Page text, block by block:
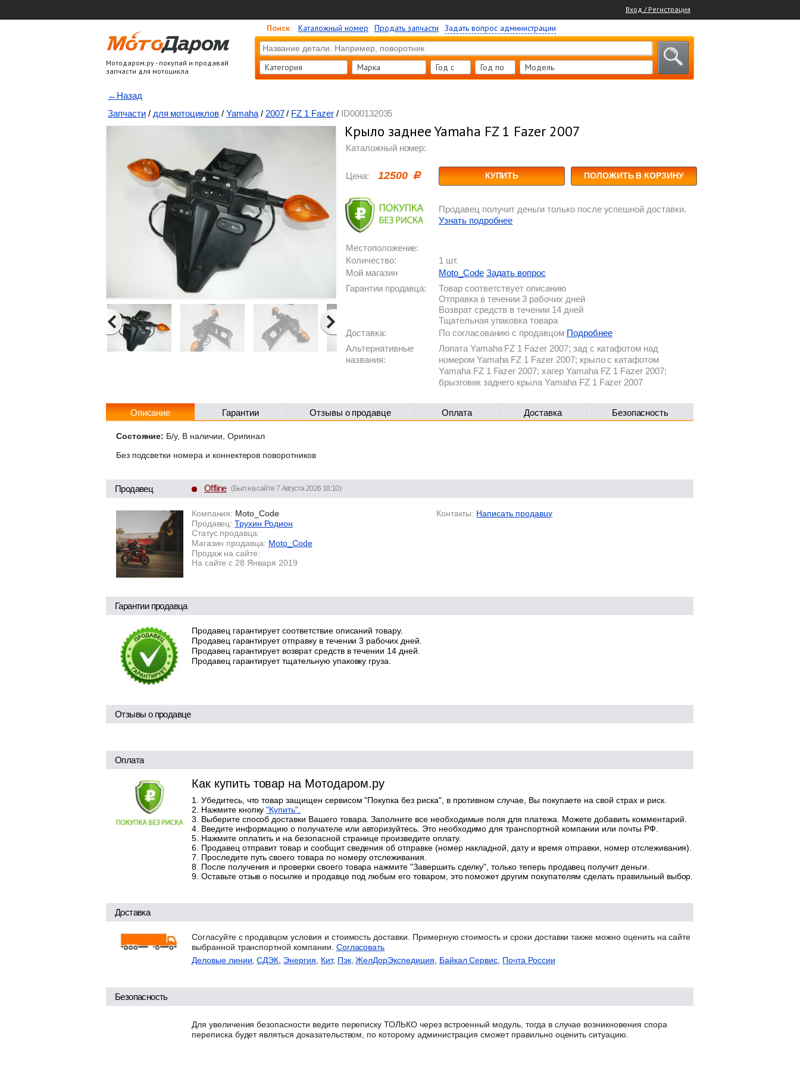
Вход / Регистрация
Мотодаром.ру - покупай и продавай
запчасти для мотоцикла
Поиск Каталожный номер Продать запчасти Задать вопрос администрации
Категория Марка Год c Год по Модель
←Назад
Запчасти / для мотоциклов / Yamaha / 2007 / FZ 1 Fazer/ ID000132035
Крыло заднее Yamaha FZ 1 Fazer 2007
Каталожный номер:
Цена: 12500 КУПИТЬ ПОЛОЖИТЬ В КОРЗИНУ
Продавец получит деньги только после успешной доставки.
Узнать подробнее
Местоположение:
Количество:
1 шт.
Мой магазин
Moto_Code Задать вопрос
Гарантии продавца:
Товар соответствует описанию
Отправка в течении 3 рабочих дней
Возврат средств в течении 14 дней
Тщательная упаковка товара
Доставка:
По согласованию с продавцом Подробнее
Альтернативные
названия:
Лопата Yamaha FZ 1 Fazer 2007; зад с катафотом над
номером Yamaha FZ 1 Fazer 2007; крыло с катафотом
Yamaha FZ 1 Fazer 2007; хагер Yamaha FZ 1 Fazer 2007;
брызговик заднего крыла Yamaha FZ 1 Fazer 2007
Описание Гарантии Отзывы о продавце Оплата Доставка Безопасность
Состояние: Б/у, В наличии, Оригинал
Без подсветки номера и коннектеров поворотников
Продавец Offline (Был на сайте 7 Августа 2026 18:10)
Компания: Moto_Code
Продавец: Трухин Родион
Статус продавца:
Магазин продавца: Moto_Code
Продаж на сайте:
На сайте с 28 Января 2019
Контакты: Написать продавцу
Гарантии продавца
Продавец гарантирует соответствие описаний товару.
Продавец гарантирует отправку в течении 3 рабочих дней.
Продавец гарантирует возврат средств в течении 14 дней.
Продавец гарантирует тщательную упаковку груза.
Отзывы о продавце
Оплата
Как купить товар на Мотодаром.ру
Убедитесь, что товар защищен сервисом "Покупка без риска", в противном случае, Вы покупаете на свой страх и риск.
Нажмите кнопку"Купить".
Выберите способ доставки Вашего товара. Заполните все необходимые поля для платежа. Можете добавить комментарий.
Введите информацию о получателе или авторизуйтесь. Это необходимо для транспортной компании или почты РФ.
Нажмите оплатить и на безопасной странице произведите оплату.
Продавец отправит товар и сообщит сведения об отправке (номер накладной, дату и время отправки, номер отслеживания).
Проследите путь своего товара по номеру отслеживания.
После получения и проверки своего товара нажмите "Завершить сделку", только теперь продавец получит деньги.
Оставьте отзыв о посылке и продавце под любым его товаром, это поможет другим покупателям сделать правильный выбор.
Доставка
Согласуйте с продавцом условия и стоимость доставки. Примерную стоимость и сроки доставки также можно оценить на сайте
выбранной транспортной компании. Согласовать
Деловые линии ,СДЭК Энергия Кит, Пэк,ЖелДорЭкспедиция Байкал Сервис Почта России
Безопасность
Для увеличения безопасности ведите переписку ТОЛЬКО через встроенный модуль, тогда в случае возникновения спора
переписка будет являться доказательством, по которому администрация сможет правильно оценить ситуацию.